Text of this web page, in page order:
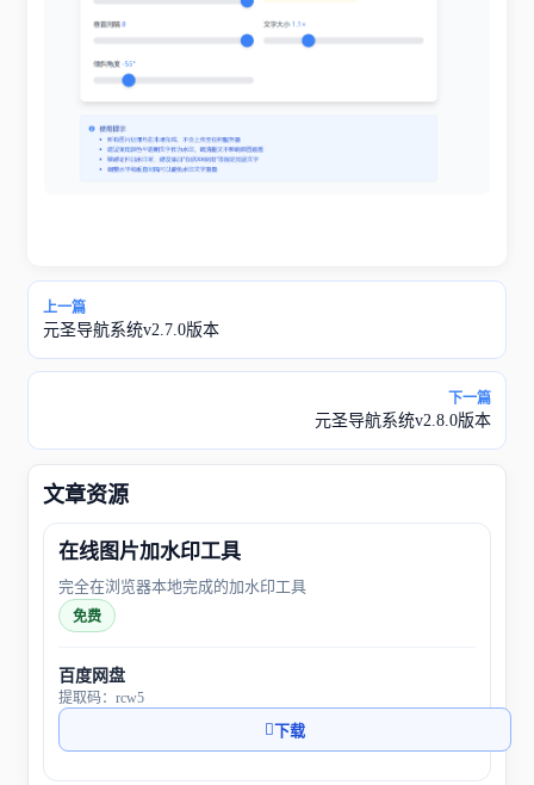
上一篇
元圣导航系统v2.7.0版本
下一篇
元圣导航系统v2.8.0版本
文章资源
在线图片加水印工具
完全在浏览器本地完成的加水印工具
免费
百度网盘
提取码：rcw5
下载